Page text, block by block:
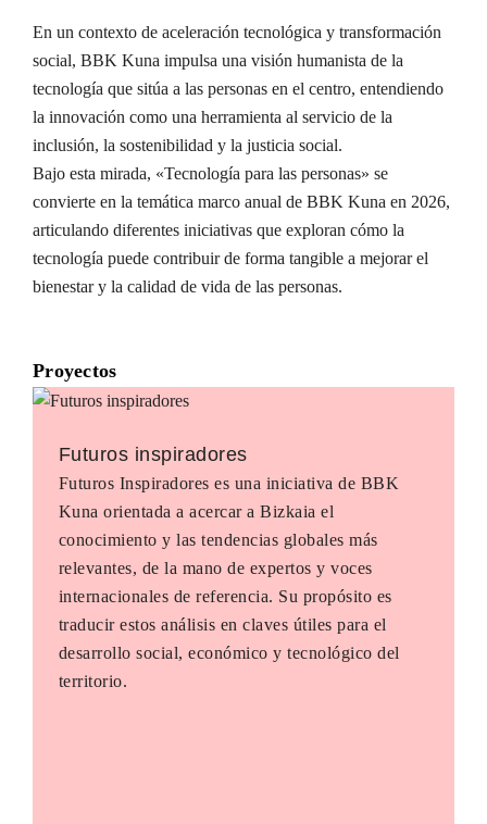
En un contexto de aceleración tecnológica y transformación
social, BBK Kuna impulsa una visión humanista de la
tecnología que sitúa a las personas en el centro, entendiendo
la innovación como una herramienta al servicio de la
inclusión, la sostenibilidad y la justicia social.
Bajo esta mirada, «Tecnología para las personas» se
convierte en la temática marco anual de BBK Kuna en 2026,
articulando diferentes iniciativas que exploran cómo la
tecnología puede contribuir de forma tangible a mejorar el
bienestar y la calidad de vida de las personas.
Proyectos
Futuros inspiradores
Futuros Inspiradores es una iniciativa de BBK
Kuna orientada a acercar a Bizkaia el
conocimiento y las tendencias globales más
relevantes, de la mano de expertos y voces
internacionales de referencia. Su propósito es
traducir estos análisis en claves útiles para el
desarrollo social, económico y tecnológico del
territorio.